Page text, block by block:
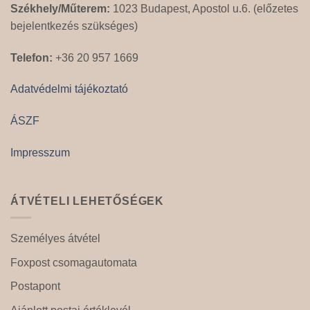
Székhely/Műterem: 1023 Budapest, Apostol u.6. (előzetes
bejelentkezés szükséges)
Telefon: +36 20 957 1669
Adatvédelmi tájékoztató
ÁSZF
Impresszum
ÁTVÉTELI LEHETŐSÉGEK
Személyes átvétel
Foxpost csomagautomata
Postapont